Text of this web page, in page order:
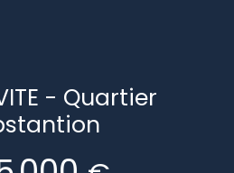
- Quartier